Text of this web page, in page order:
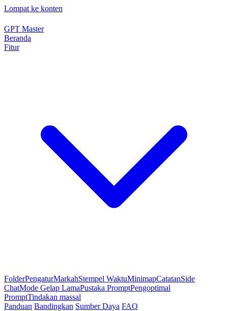
Lompat ke konten
GPT Master
Beranda
Fitur
FolderPengaturMarkahStempel WaktuMinimapCatatanSide
ChatMode Gelap LamaPustaka PromptPengoptimal
PromptTindakan massal
Panduan Bandingkan Sumber Daya FAQ